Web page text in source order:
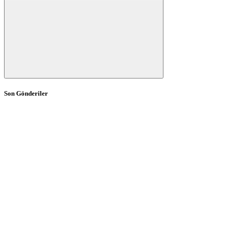
Son Gönderiler